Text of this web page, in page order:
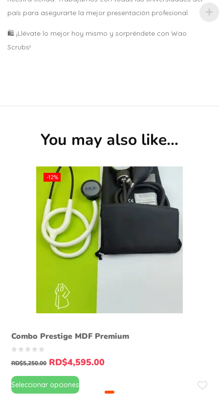
país para asegurarte la mejor presentación profesional.
🛍 ¡Llévate lo mejor hoy mismo y sorpréndete con Wao
Scrubs!
You may also like…
-12%
Combo Prestige MDF Premium
RD$5,250.00 RD$4,595.00
Seleccionar opciones